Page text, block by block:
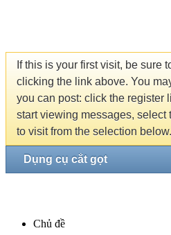
If this is your first visit, be sure
clicking the link above. You
you can post: click the register
start viewing messages, select
to visit from the selection below.
Dụng cụ cắt gọt
Chủ đề